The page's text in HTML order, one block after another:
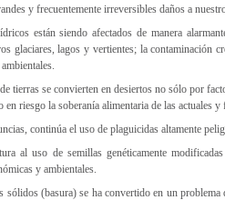
y frecuentemente irreversibles daños a
están siendo afectados de manera
glaciares, lagos y vertientes; la contaminación
tierras se convierten en desiertos no sólo por
riesgo la soberanía alimentaria de las actuales y
continúa el uso de plaguicidas altamente
al uso de semillas genéticamente
y ambientales.
sólidos (basura) se ha convertido en un problema